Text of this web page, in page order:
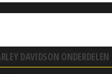
DAVIDSON ONDERDELEN